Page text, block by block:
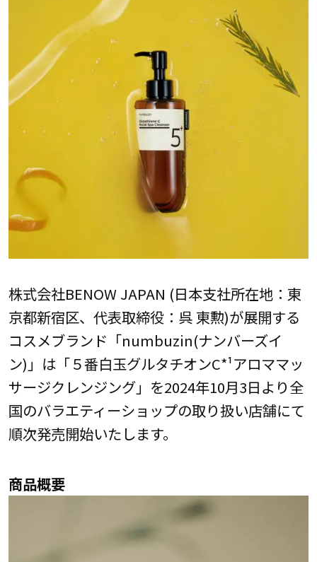
株式会社BENOW JAPAN (日本支社所在地：東
京都新宿区、代表取締役：呉 東勲)が展開する
コスメブランド「numbuzin(ナンバーズイ
ン)」は「５番白玉グルタチオンC*¹アロママッ
サージクレンジング」を2024年10月3日より全
国のバラエティーショップの取り扱い店舗にて
順次発売開始いたします。
商品概要